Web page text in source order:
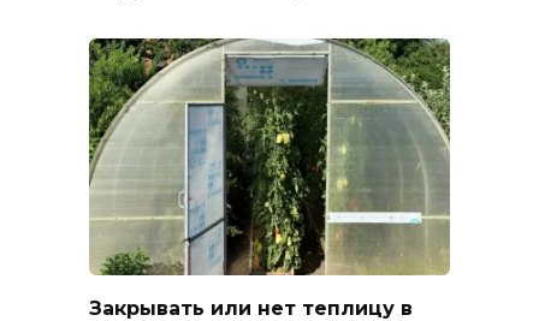
Закрывать или нет теплицу в